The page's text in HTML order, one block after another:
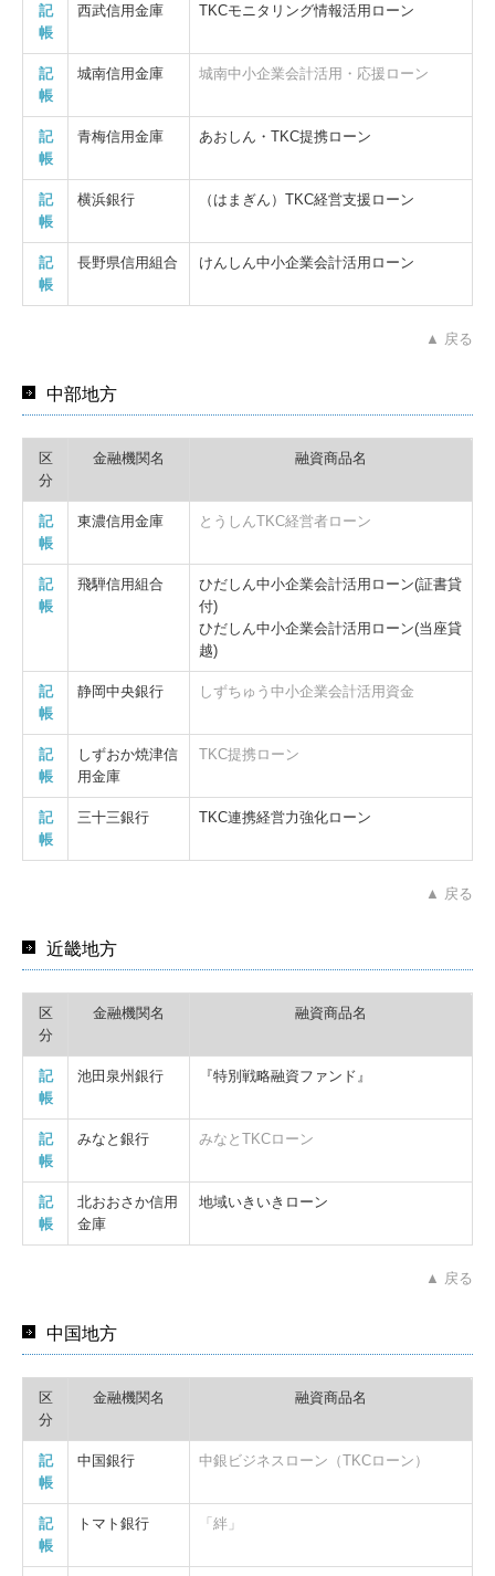
記
帳
西武信用金庫 TKCモニタリング情報活用ローン
記
帳
城南信用金庫 城南中小企業会計活用・応援ローン
記
帳
青梅信用金庫 あおしん・TKC提携ローン
記
帳
横浜銀行 （はまぎん）TKC経営支援ローン
記
帳
長野県信用組合 けんしん中小企業会計活用ローン
▲ 戻る
中部地方
区
分
金融機関名 融資商品名
記
帳
東濃信用金庫 とうしんTKC経営者ローン
記
帳
飛騨信用組合
ひだしん中小企業会計活用ローン(証書貸
付)
ひだしん中小企業会計活用ローン(当座貸
越)
記
帳
静岡中央銀行 しずちゅう中小企業会計活用資金
記
帳
しずおか焼津信
用金庫
TKC提携ローン
記
帳
三十三銀行 TKC連携経営力強化ローン
▲ 戻る
近畿地方
区
分
金融機関名 融資商品名
記
帳
池田泉州銀行 『特別戦略融資ファンド』
記
帳
みなと銀行 みなとTKCローン
記
帳
北おおさか信用
金庫
地域いきいきローン
▲ 戻る
中国地方
区
分
金融機関名 融資商品名
記
帳
中国銀行 中銀ビジネスローン（TKCローン）
記
帳
トマト銀行 「絆」